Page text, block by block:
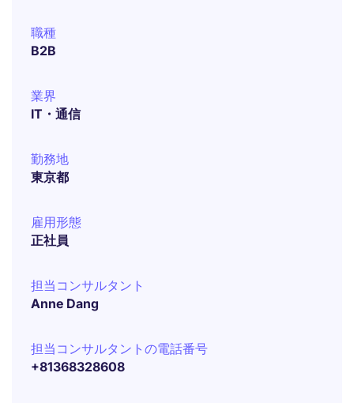
職種
B2B
業界
IT・通信
勤務地
東京都
雇用形態
正社員
担当コンサルタント
Anne Dang
担当コンサルタントの電話番号
+81368328608